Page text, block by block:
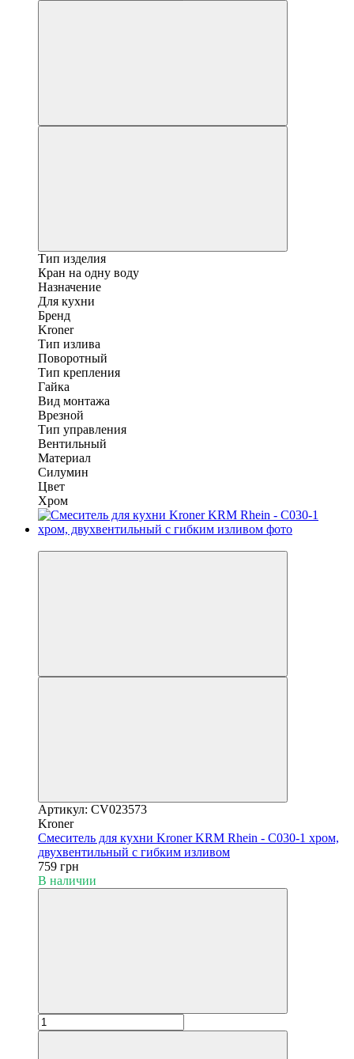
Тип изделия
Кран на одну воду
Назначение
Для кухни
Бренд
Kroner
Тип излива
Поворотный
Тип крепления
Гайка
Вид монтажа
Врезной
Тип управления
Вентильный
Материал
Силумин
Цвет
Хром
Артикул: CV023573
Kroner
Смеситель для кухни Kroner KRM Rhein - C030-1 хром,
двухвентильный с гибким изливом
759 грн
В наличии